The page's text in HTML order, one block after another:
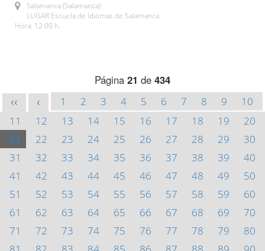
Salamanca (Salamanca)
LUGAR Escuela de Idiomas de Salamanca
Hora: 12:00 h.
Página 21 de 434
<< < 1 2 3 4 5 6 7 8 9
10
11
12 13 14 15 16 17 18 19
20
21
22 23 24 25 26 27 28 29
30
31
32 33 34 35 36 37 38 39
40
41
42 43 44 45 46 47 48 49
50
51
52 53 54 55 56 57 58 59
60
61
62 63 64 65 66 67 68 69
70
71
72 73 74 75 76 77 78 79
80